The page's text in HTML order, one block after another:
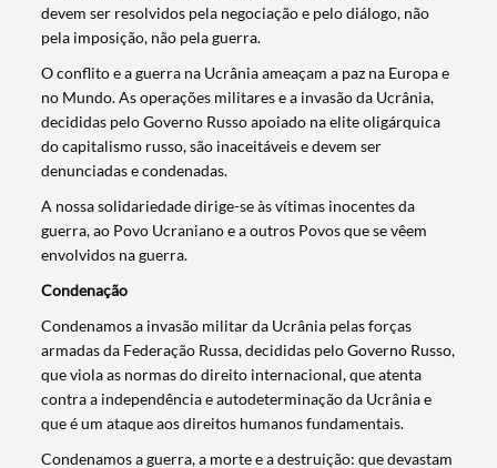
devem ser resolvidos pela negociação e pelo diálogo, não
pela imposição, não pela guerra.
O conflito e a guerra na Ucrânia ameaçam a paz na Europa e
no Mundo. As operações militares e a invasão da Ucrânia,
decididas pelo Governo Russo apoiado na elite oligárquica
do capitalismo russo, são inaceitáveis e devem ser
denunciadas e condenadas.
A nossa solidariedade dirige-se às vítimas inocentes da
guerra, ao Povo Ucraniano e a outros Povos que se vêem
envolvidos na guerra.
Condenação
Condenamos a invasão militar da Ucrânia pelas forças
armadas da Federação Russa, decididas pelo Governo Russo,
que viola as normas do direito internacional, que atenta
contra a independência e autodeterminação da Ucrânia e
que é um ataque aos direitos humanos fundamentais.
Condenamos a guerra, a morte e a destruição: que devastam